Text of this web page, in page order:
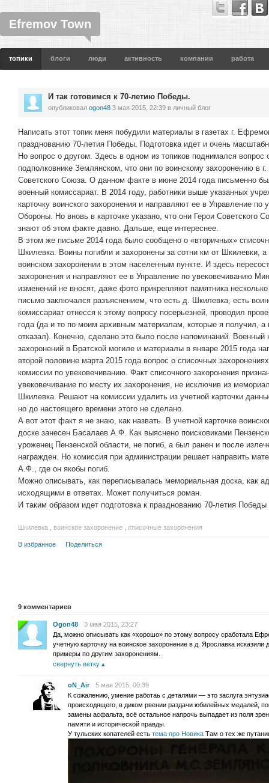
Efremov Town
топики блоги люди активность компании работа
И так готовимся к 70-летию Победы.
опубликовал ogon48 3 мая 2015, 22:39 в личный блог
Написать этот топик меня побудили материалы в газетах г.
празднованию 70-летия Победы. Подготовка идет и очень
Но вопрос о другом. Здесь в одном из топиков поднимался вопрос
подполковнике Землянском, что они по воинскому захоронению в
Советского Союза. О данном факте в июне 2014 года письменно
военный комиссариат. В 2014 году, работники выше указанных
карточку воинского захоронения и направляют ее в Управление по
Обороны. Но вновь в карточке указано, что они Герои Советского
знают об этом факте давно. Дальше, еще интереснее.
В этом же письме 2014 года было сообщено о «вторичных»
Шкилевка. Воины погибли и захоронены за сотни км от Шкилевки,
воинском захоронении в этом населенным пункте. И здесь
захоронения и направляют ее в Управление по увековечиванию
изменений не вносят, даже фото прикрепляют памятника
письмо заключался разъяснением, что есть д. Шкилевка, есть
комиссариат отнесся к этому вопросу посерьезней, проводил
года (да и то по моим архивным материалам, которые я получил,
отказал). Конечно, сделано это было после напоминаний. Военный
захоронений в Братской могиле и материалы в январе 2015 года
второй половине марта 2015 года вопрос о списочных
комиссии по увековечиванию. Факт списочного захоронения
увековечивание по месту их захоронения, не исключив из
Шкилевка. Решают на комиссии удалить из учетной карточки
но до настоящего времени этого не сделано.
А вот этот факт я не знаю, как назвать. В учетной карточке
доске занесен Басалаев А.Ф. Как выяснено поисковиками
уроженец Пензенской области, не погиб, а был ранен и после
награжден. Но комиссия при администрации решает направить
А.Ф., где он якобы погиб.
Можно описывать, как переписывалась мемориальная доска, как
исходящими в ответах. Может получиться роман.
И таким образом идет подготовка к празднованию 70-летия
Шкилевка воинское захоронение списочные захоронения
В избранное Поделиться
9 комментариев
Ogon48
3 мая 2015, 23:27
Да, можно описывать как «хорошо» по этому вопросу сработала
учетную карточку на воинское захоронение в д. Ярославка
примеры по другим захоронениям.
свернуть ветку
oN_Air
5 мая 2015, 00:39
К сожалению, умение работаь с деталями — это заслуга
происходящего, в диком рвении раздачи юбилейных медалей,
замены асфальта, всё остальное напрочь выпадает из поля
памяти и исторической правды.
У тульских копателей есть тема про Новика Там о тех же